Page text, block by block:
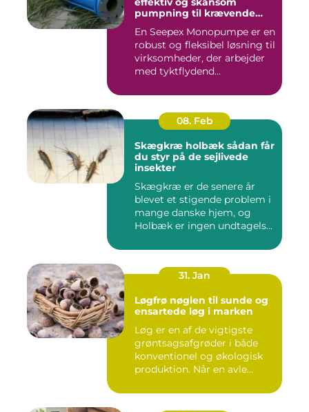
pumpning til krævende
En Seepex Monopumpe er en
robust og fleksibel løsning til
virksomheder, der arbejder
med tyktflydend...
08. Feb
Skægkræ holbæk sådan får
du styr på de sejlivede
insekter
Skægkræ er de senere år
blevet et stigende problem i
mange danske hjem, og
Holbæk er ingen undtagels...
31. Jan
Løgfrø nøglen til sunde og
ensartede løg i marken
Løg er en af de vigtigste
grøntsagsafgrøder i både
konventionel og økologisk
produktion. Når en avle...